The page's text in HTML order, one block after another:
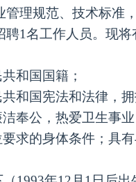
管理规范、技术标准
聘1名工作人员。现将
和国国籍；
和国宪法和法律，
奉公，热爱卫生事
求的身体条件；具